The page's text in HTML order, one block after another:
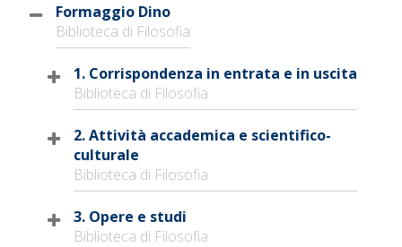
Formaggio Dino
Biblioteca di Filosofia
1. Corrispondenza in entrata e in uscita
Biblioteca di Filosofia
2. Attività accademica e scientifico-
culturale
Biblioteca di Filosofia
3. Opere e studi
Biblioteca di Filosofia